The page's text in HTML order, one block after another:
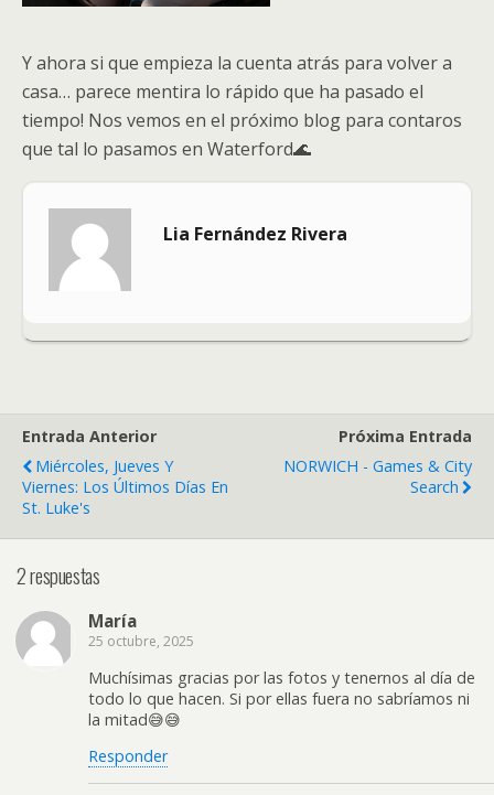
Y ahora si que empieza la cuenta atrás para volver a
casa… parece mentira lo rápido que ha pasado el
tiempo! Nos vemos en el próximo blog para contaros
que tal lo pasamos en Waterford🌊
Lia Fernández Rivera
Entrada Anterior
Miércoles, Jueves Y
Viernes: Los Últimos Días En
St. Luke's
Próxima Entrada
NORWICH - Games & City
Search
2 respuestas
María
25 octubre, 2025
Muchísimas gracias por las fotos y tenernos al día de
todo lo que hacen. Si por ellas fuera no sabríamos ni
la mitad😅😅
Responder